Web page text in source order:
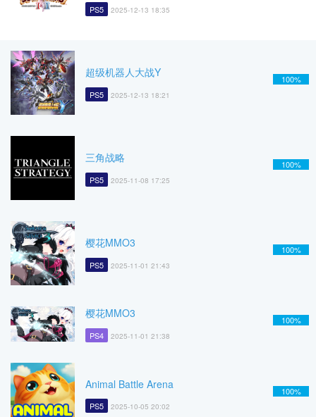
PS5 2025-12-13 18:35
超级机器人大战Y
PS5 2025-12-13 18:21
100%
三角战略
PS5 2025-11-08 17:25
100%
樱花MMO3
PS5 2025-11-01 21:43
100%
樱花MMO3
PS4 2025-11-01 21:38
100%
Animal Battle Arena
PS5 2025-10-05 20:02
100%